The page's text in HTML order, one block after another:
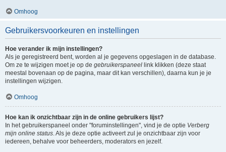
Omhoog
Gebruikersvoorkeuren en instellingen
Hoe verander ik mijn instellingen?
Als je geregistreerd bent, worden al je gegevens opgeslagen in de database.
Om ze te wijzigen moet je op de gebruikerspaneel link klikken (deze staat
meestal bovenaan op de pagina, maar dit kan verschillen), daarna kun je je
instellingen wijzigen.
Omhoog
Hoe kan ik onzichtbaar zijn in de online gebruikers lijst?
In het gebruikerspaneel onder "foruminstellingen", vind je de optie Verberg
mijn online status. Als je deze optie activeert zul je onzichtbaar zijn voor
iedereen, behalve voor beheerders, moderators en jezelf.